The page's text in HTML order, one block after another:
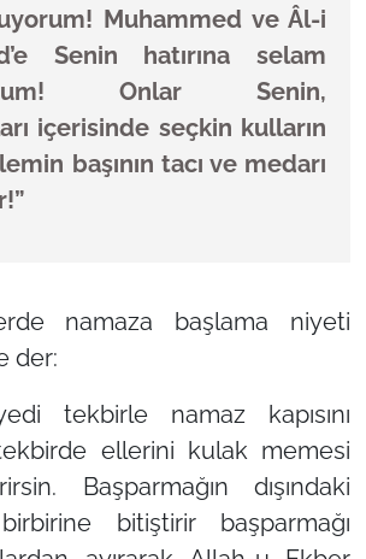
Muhammed ve Âl-i
Senin hatırına selam
Onlar Senin,
içerisinde seçkin kulların
başının tacı ve medarı
namaza başlama niyeti
der:
tekbirle namaz kapısını
ellerini kulak memesi
Başparmağın dışındaki
birbirine bitiştirir başparmağı